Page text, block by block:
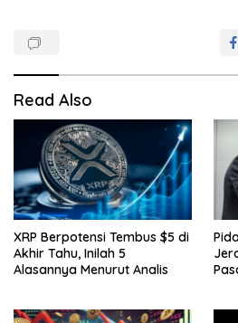
Read Also
XRP Berpotensi Tembus $5 di
Akhir Tahu, Inilah 5
Alasannya Menurut Analis